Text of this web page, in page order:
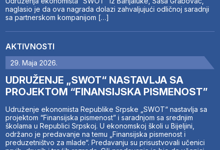
naglasio je da ova nagrada dolazi zahvaljujući odličnoj saradnji
sa partnerskom kompanijom […]
AKTIVNOSTI
29. Maja 2026.
UDRUŽENJE „SWOT“ NASTAVLJA SA
PROJEKTOM “FINANSIJSKA PISMENOST”
Udruženje ekonomista Republike Srpske „SWOT“ nastavlja sa
projektom “Finansijska pismenost” i saradnjom sa srednjim
školama u Republici Srpskoj. U ekonomskoj školi u Bijeljini,
održano je predavanje na temu „Finansijska pismenost i
preduzetništvo za mlade“. Predavanju su prisustvovali učenici